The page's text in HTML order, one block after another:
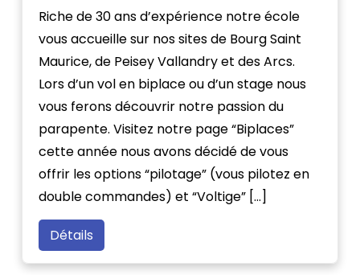
Riche de 30 ans d’expérience notre école
vous accueille sur nos sites de Bourg Saint
Maurice, de Peisey Vallandry et des Arcs.
Lors d’un vol en biplace ou d’un stage nous
vous ferons découvrir notre passion du
parapente. Visitez notre page “Biplaces”
cette année nous avons décidé de vous
offrir les options “pilotage” (vous pilotez en
double commandes) et “Voltige” […]
Détails